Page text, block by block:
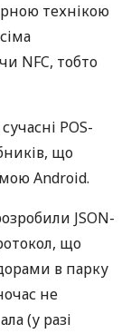
технікою
NFC, тобто
POS-
що
Android.
JSON-
що
в парку
не
(у разі